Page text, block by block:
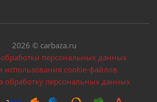
2026 © carbaza.ru
персональных данных
использования cookie-файлов
обработку персональных данных